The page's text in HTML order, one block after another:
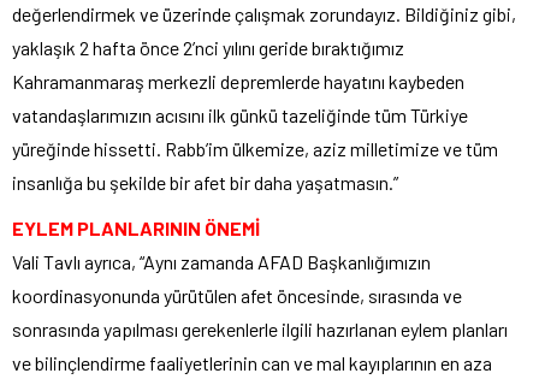
değerlendirmek ve üzerinde çalışmak zorundayız. Bildiğiniz gibi,
yaklaşık 2 hafta önce 2’nci yılını geride bıraktığımız
Kahramanmaraş merkezli depremlerde hayatını kaybeden
vatandaşlarımızın acısını ilk günkü tazeliğinde tüm Türkiye
yüreğinde hissetti. Rabb’im ülkemize, aziz milletimize ve tüm
insanlığa bu şekilde bir afet bir daha yaşatmasın.”
EYLEM PLANLARININ ÖNEMİ
Vali Tavlı ayrıca, “Aynı zamanda AFAD Başkanlığımızın
koordinasyonunda yürütülen afet öncesinde, sırasında ve
sonrasında yapılması gerekenlerle ilgili hazırlanan eylem planları
ve bilinçlendirme faaliyetlerinin can ve mal kayıplarının en aza